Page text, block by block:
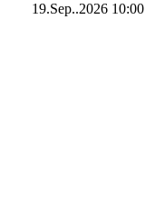
19.Sep..2026 10:00